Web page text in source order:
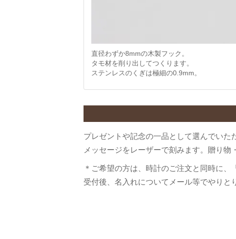
直径わずか8mmの木製フック。
タモ材を削り出してつくります。
ステンレスのくぎは極細の0.9mm。
プレゼントや記念の一品として選んでいた
メッセージをレーザーで刻みます。贈り物
＊ご希望の方は、時計のご注文と同時に、
受付後、名入れについてメール等でやりと